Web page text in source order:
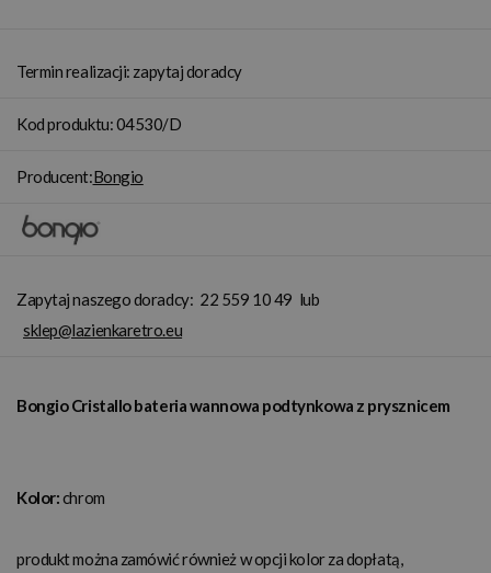
Termin realizacji: zapytaj doradcy
Kod produktu: 04530/D
Producent:Bongio
Zapytaj naszego doradcy: 22 559 10 49 lub
sklep@lazienkaretro.eu
Bongio Cristallo bateria wannowa podtynkowa z prysznicem
Kolor:chrom
produkt można zamówić również w opcji kolor za dopłatą,